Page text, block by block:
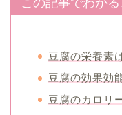
豆腐の栄養素
豆腐の効果効
豆腐のカロリ